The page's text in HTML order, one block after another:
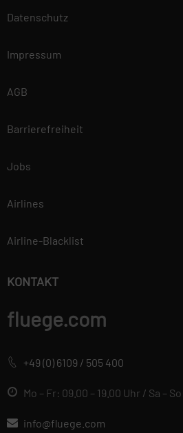
Datenschutz
Impressum
AGB
Barrierefreiheit
Jobs
Airlines
Airline-Blacklist
KONTAKT
fluege.com
+49 (0) 6109 / 505 400
Mo – Fr: 09.00 – 19.00 Uhr / Sa –
info@fluege.com